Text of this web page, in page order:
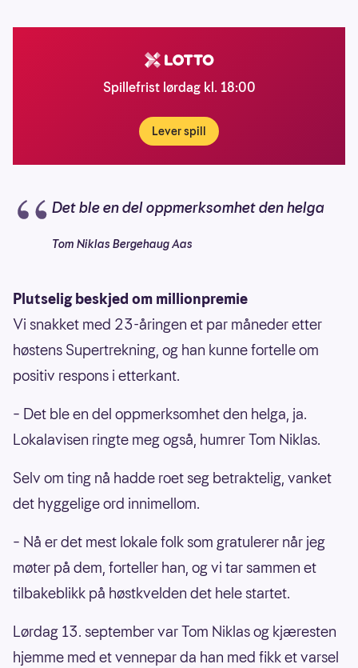
Spillefrist lørdag kl. 18:00
Lever spill
Det ble en del oppmerksomhet den helga
Tom Niklas Bergehaug Aas
Plutselig beskjed om millionpremie
Vi snakket med 23-åringen et par måneder etter
høstens Supertrekning, og han kunne fortelle om
positiv respons i etterkant.
– Det ble en del oppmerksomhet den helga, ja.
Lokalavisen ringte meg også, humrer Tom Niklas.
Selv om ting nå hadde roet seg betraktelig, vanket
det hyggelige ord innimellom.
– Nå er det mest lokale folk som gratulerer når jeg
møter på dem, forteller han, og vi tar sammen et
tilbakeblikk på høstkvelden det hele startet.
Lørdag 13. september var Tom Niklas og kjæresten
hjemme med et vennepar da han med fikk et varsel